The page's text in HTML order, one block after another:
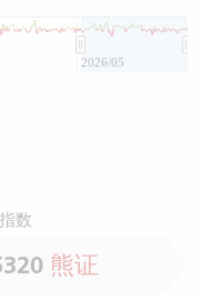
2026/05
数
熊证